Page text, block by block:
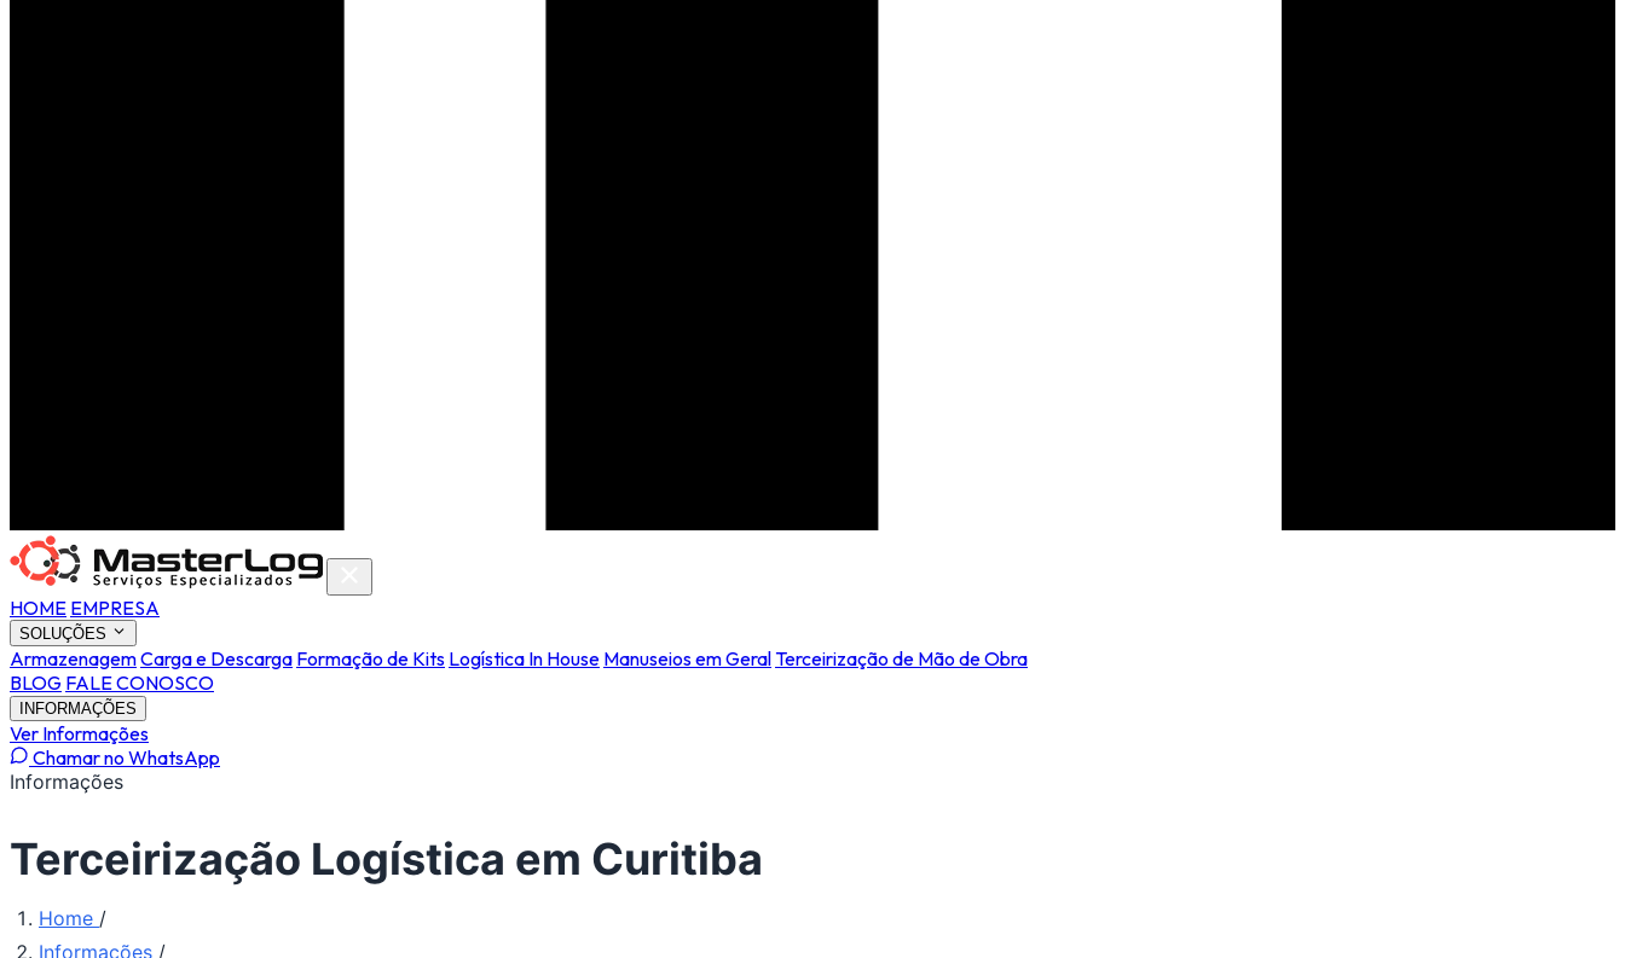
HOME EMPRESA
SOLUÇÕES
ArmazenagemCarga e Descarga Formação de Kits Logística In House Manuseios em GeralTerceirização de Mão de Obra
BLOG FALE CONOSCO
INFORMAÇÕES
Ver Informações
Chamar no WhatsApp
Informações
Terceirização Logística em Curitiba
Home /
Informações /